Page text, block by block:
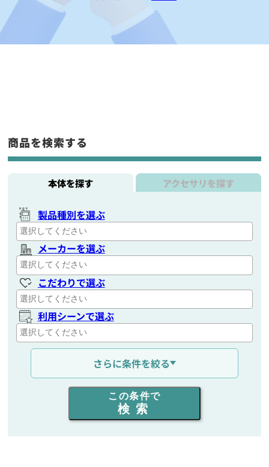
商品を検索する
本体を探す アクセサリを探す
製品種別を選ぶ
メーカーを選ぶ
こだわりで選ぶ
利用シーンで選ぶ
通信距離を選ぶ
出力を選ぶ
同時通話人数を選ぶ
さらに条件を絞る
この条件で
検索